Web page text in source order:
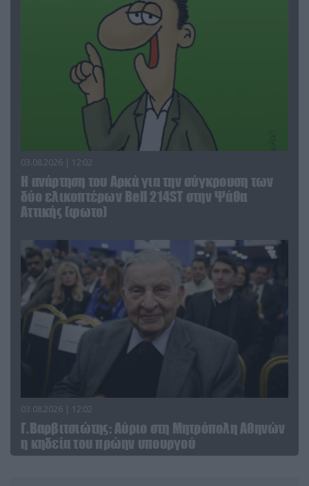
03.08.2026 | 12:02
Η ανάρτηση του Αρκά για την σύγκρουση των
δύο ελικοπτέρων Bell 214ST στην Ψάθα
Αττικής (φωτο)
03.08.2026 | 12:02
Γ.Βαρβιτσιώτης: Aύριο στη Μητρόπολη Αθηνών
η κηδεία του πρώην υπουργού